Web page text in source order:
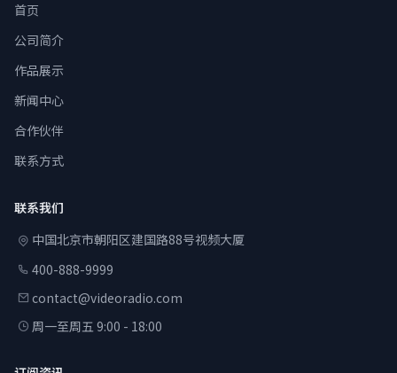
首页
公司简介
作品展示
新闻中心
合作伙伴
联系方式
联系我们
中国北京市朝阳区建国路88号视频大厦
400-888-9999
contact@videoradio.com
周一至周五 9:00 - 18:00